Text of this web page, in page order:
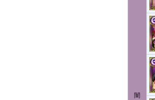
闇